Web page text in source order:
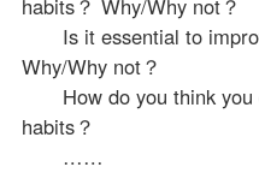
Is it essential to
Why/Why not？
How do you think you
habits？
……